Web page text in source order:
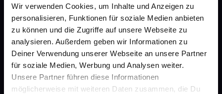
Wir verwenden Cookies, um Inhalte und Anzeigen zu
personalisieren, Funktionen für soziale Medien anbieten
zu können und die Zugriffe auf unsere Webseite zu
analysieren. Außerdem geben wir Informationen zu
Deiner Verwendung unserer Webseite an unsere Partner
für soziale Medien, Werbung und Analysen weiter.
Unsere Partner führen diese Informationen
möglicherweise mit weiteren Daten zusammen, die Du
gesund.de
Über uns
Karriere
Newsletter